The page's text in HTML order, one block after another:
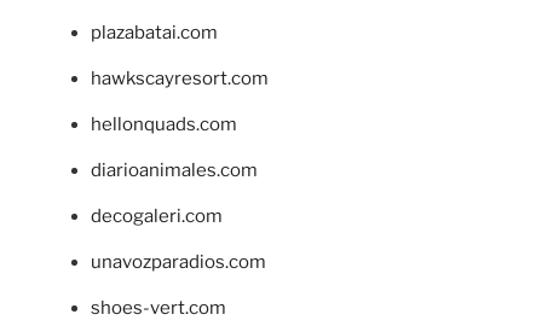
plazabatai.com
hawkscayresort.com
hellonquads.com
diarioanimales.com
decogaleri.com
unavozparadios.com
shoes-vert.com